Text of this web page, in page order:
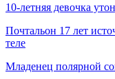
10-летняя девочка
Почтальон 17 лет
теле
Младенец полярной